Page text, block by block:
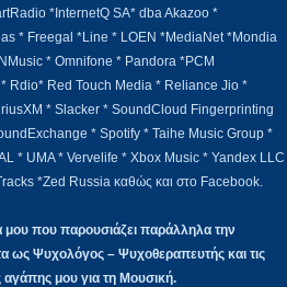
*InternetQ SA* dba Akazoo *
* Freegal *Line * LOEN *MediaNet *Mondia
* Omnifone * Pandora *PCM
Rdio* Red Touch Media * Reliance Jio *
* Slacker * SoundCloud Fingerprinting
* Spotify * Taihe Music Group *
* UMA * Vervelife * Xbox Music * Yandex LLC
*Zed Russia καθώς και στο Facebook.
μου που παρουσιάζει παράλληλα την
ως Ψυχολόγος – Ψυχοθεραπευτής και τις
αγάπης μου για τη Μουσική.